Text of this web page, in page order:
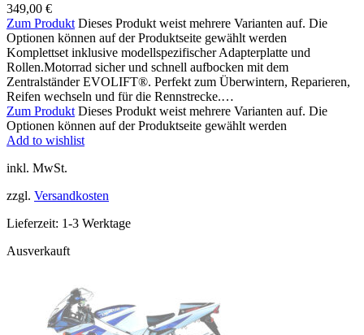
349,00 €
Zum Produkt Dieses Produkt weist mehrere Varianten auf. Die
Optionen können auf der Produktseite gewählt werden
Komplettset inklusive modellspezifischer Adapterplatte und
Rollen.Motorrad sicher und schnell aufbocken mit dem
Zentralständer EVOLIFT®. Perfekt zum Überwintern, Reparieren,
Reifen wechseln und für die Rennstrecke.…
Zum Produkt Dieses Produkt weist mehrere Varianten auf. Die
Optionen können auf der Produktseite gewählt werden
Add to wishlist
inkl. MwSt.
zzgl. Versandkosten
Lieferzeit: 1-3 Werktage
Ausverkauft